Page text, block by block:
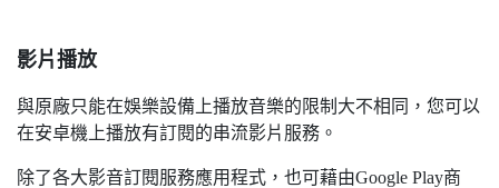
影片播放
與原廠只能在娛樂設備上播放音樂的限制大不相同，您可以
在安卓機上播放有訂閱的串流影片服務。
除了各大影音訂閱服務應用程式，也可藉由Google Play商